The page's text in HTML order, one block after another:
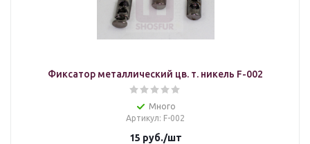
Фиксатор металлический цв. т. никель F-002
Много
Артикул: F-002
15 руб./шт